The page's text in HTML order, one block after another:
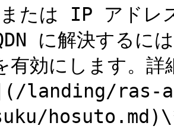
たは IP アドレ
に解決する
有効にします。
landing/ras-